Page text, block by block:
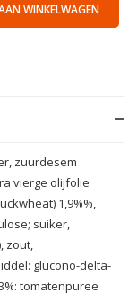
WINKELWAGEN
zuurdesem
vierge olijfolie
1,9%%,
suiker,
zout,
glucono-delta-
tomatenpuree